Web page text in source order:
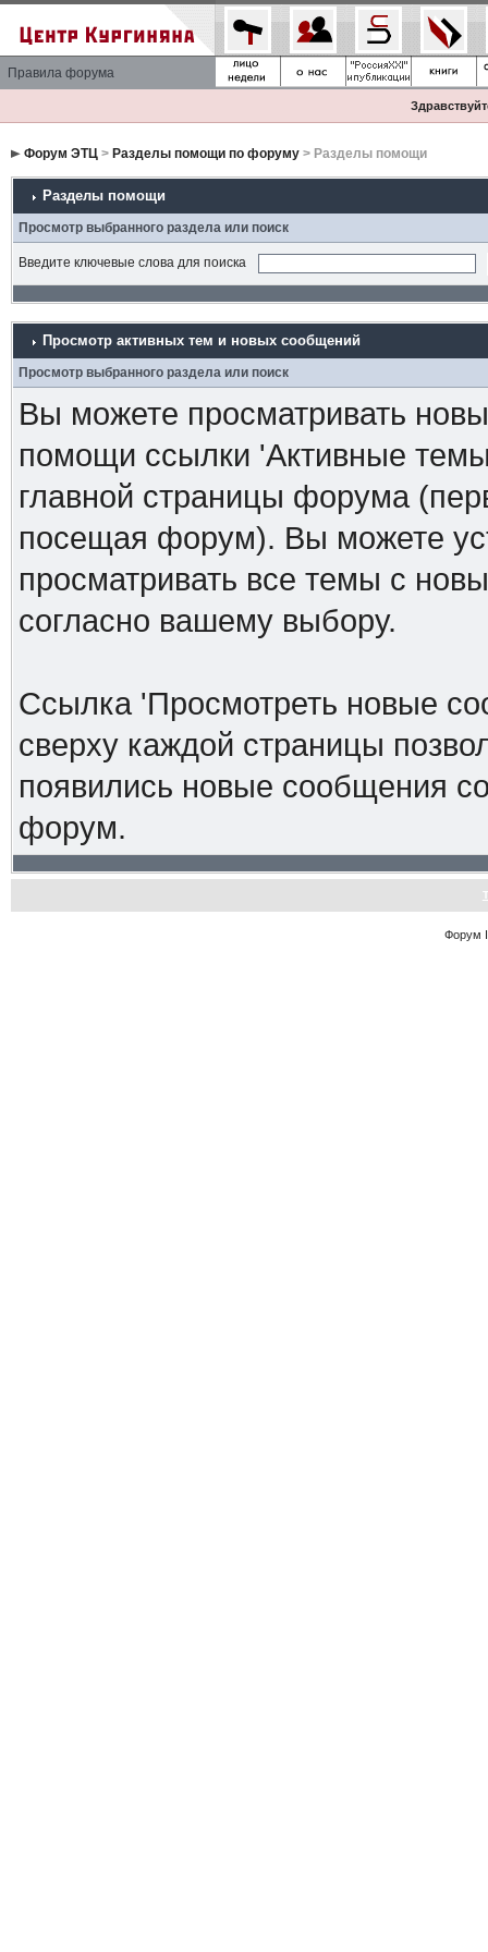
Правила форума
Форум ЭТЦ> Разделы помощи по форуму> Разделы помощи
Разделы помощи
Просмотр выбранного раздела или поиск
Введите ключевые слова для поиска
Просмотр активных тем и новых сообщений
Просмотр выбранного раздела или поиск
Вы можете просматривать
помощи ссылки 'Активные
главной страницы форума
посещая форум). Вы можете
просматривать все темы с
согласно вашему выбору.
Ссылка 'Просмотреть новые
сверху каждой страницы
появились новые сообщения
форум.
Форум